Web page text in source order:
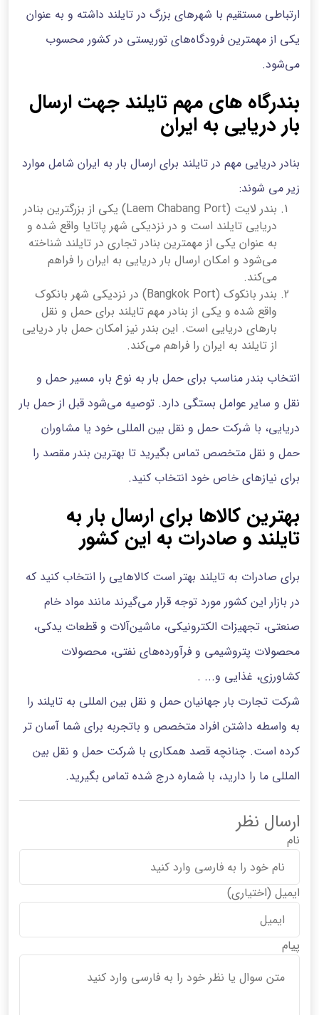
ارتباطی مستقیم با شهرهای بزرگ در تایلند داشته و به عنوان
یکی از مهمترین فرودگاه‌های توریستی در کشور محسوب
می‌شود.
بندرگاه های مهم تایلند جهت ارسال
بار دریایی به ایران
بنادر دریایی مهم در تایلند برای ارسال بار به ایران شامل موارد
زیر می شوند:
بندر لایت (Laem Chabang Port) یکی از بزرگترین بنادر
دریایی تایلند است و در نزدیکی شهر پاتایا واقع شده و
به عنوان یکی از مهمترین بنادر تجاری در تایلند شناخته
می‌شود و امکان ارسال بار دریایی به ایران را فراهم
می‌کند.
بندر بانکوک (Bangkok Port) در نزدیکی شهر بانکوک
واقع شده و یکی از بنادر مهم تایلند برای حمل و نقل
بارهای دریایی است. این بندر نیز امکان حمل بار دریایی
از تایلند به ایران را فراهم می‌کند.
انتخاب بندر مناسب برای حمل بار به نوع بار، مسیر حمل و
نقل و سایر عوامل بستگی دارد. توصیه می‌شود قبل از حمل بار
دریایی، با شرکت حمل و نقل بین المللی خود یا مشاوران
حمل و نقل متخصص تماس بگیرید تا بهترین بندر مقصد را
برای نیازهای خاص خود انتخاب کنید.
بهترین کالاها برای ارسال بار به
تایلند و صادرات به این کشور
برای صادرات به تایلند بهتر است کالاهایی را انتخاب کنید که
در بازار این کشور مورد‌ توجه قرار می‌گیرند مانند مواد خام
صنعتی، تجهیزات الکترونیکی، ماشین‌آلات و قطعات یدکی،
محصولات پتروشیمی و فرآورده‌های نفتی، محصولات
کشاورزی، غذایی و... .
شرکت تجارت بار جهانیان حمل و نقل بین المللی به تایلند را
به واسطه داشتن افراد متخصص و با‌تجربه برای شما آسان تر
کرده است. چنانچه قصد همکاری با شرکت حمل و نقل بین
المللی ما را دارید، با شماره درج شده تماس بگیرید.
ارسال نظر
نام
ایمیل (اختیاری)
پیام